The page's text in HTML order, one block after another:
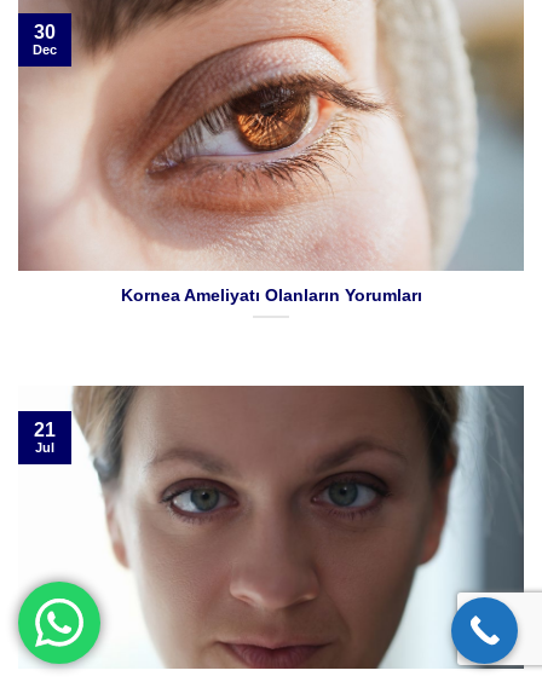
Kornea Ameliyatı Olanların Yorumları
30
Dec
21
Jul